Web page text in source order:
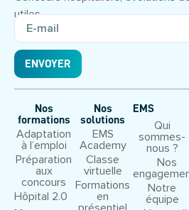
utiles.
ENVOYER
Nos
formations
Adaptation
à l’emploi
Préparation
aux
concours
Hôpital 2.0
Nos
solutions
EMS
Academy
Classe
virtuelle
Formations
en
EMS
Qui
sommes-
nous ?
Nos
Notre
équipe